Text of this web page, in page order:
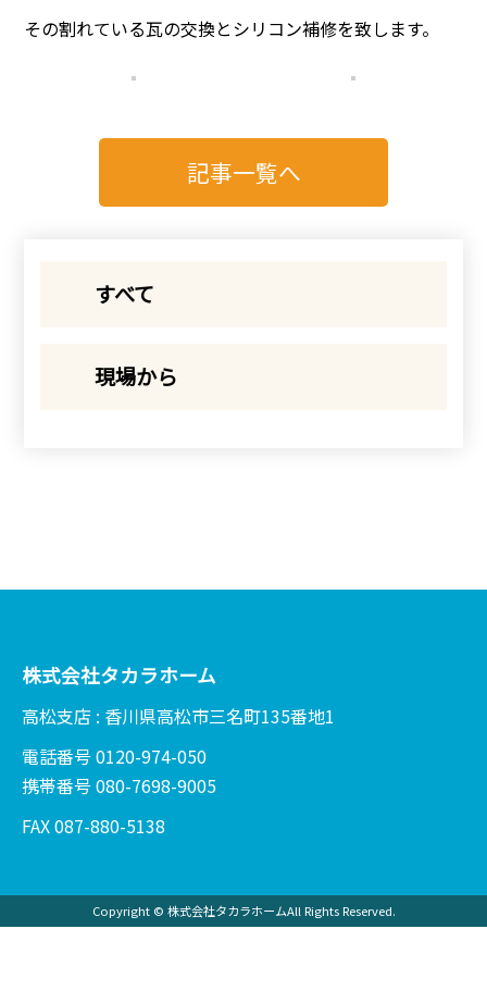
その割れている瓦の交換とシリコン補修を致します。
記事一覧へ
すべて
現場から
株式会社タカラホーム
高松支店 : 香川県高松市三名町135番地1
電話番号 0120-974-050
携帯番号 080-7698-9005
FAX 087-880-5138
Copyright © 株式会社タカラホームAll Rights Reserved.